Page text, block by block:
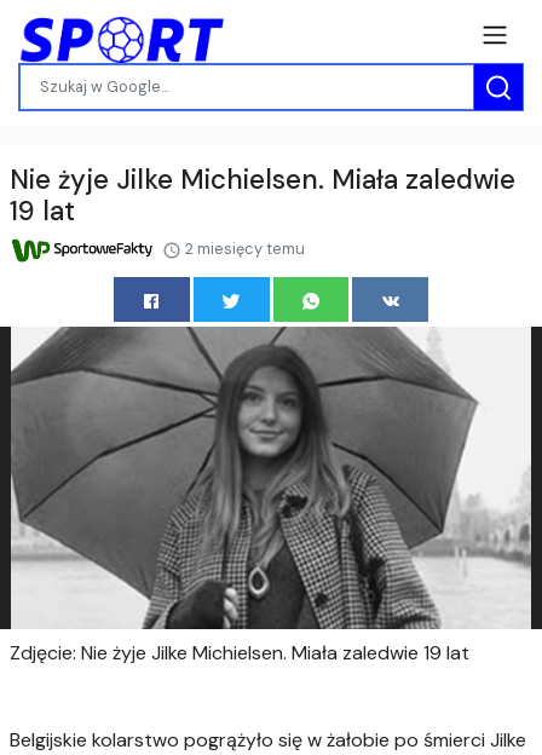
Nie żyje Jilke Michielsen. Miała zaledwie
19 lat
2 miesięcy temu
Zdjęcie: Nie żyje Jilke Michielsen. Miała zaledwie 19 lat
Belgijskie kolarstwo pogrążyło się w żałobie po śmierci Jilke